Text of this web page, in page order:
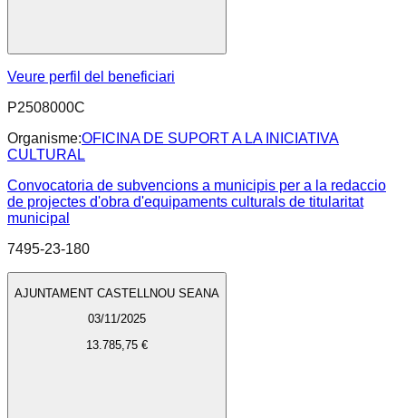
Veure perfil del beneficiari
P2508000C
Organisme:OFICINA DE SUPORT A LA INICIATIVA
CULTURAL
Convocatoria de subvencions a municipis per a la redaccio
de projectes d'obra d'equipaments culturals de titularitat
municipal
7495-23-180
AJUNTAMENT CASTELLNOU SEANA
03/11/2025
13.785,75 €